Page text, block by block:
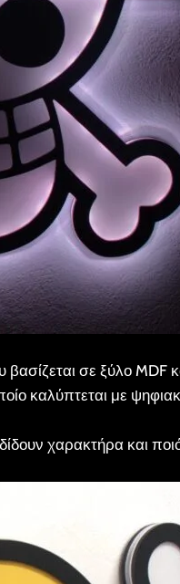
σε ξύλο MDF
καλύπτεται με
χαρακτήρα και